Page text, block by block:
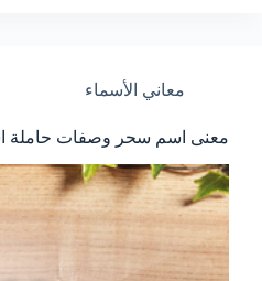
معاني الأسماء
معنى اسم سحر وصفات حاملة